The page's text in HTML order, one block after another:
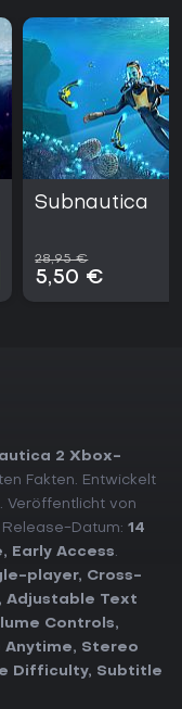
Subnautica
28,95 €
5,50 €
2 Xbox-
Fakten. Entwickelt
. Veröffentlicht von
Release-Datum: 14
, Early Access.
player, Cross-
, Adjustable Text
Controls,
Anytime, Stereo
Difficulty, Subtitle